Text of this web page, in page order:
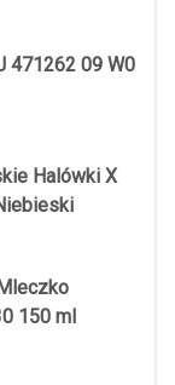
471262 09 W0
Halówki X
150 ml